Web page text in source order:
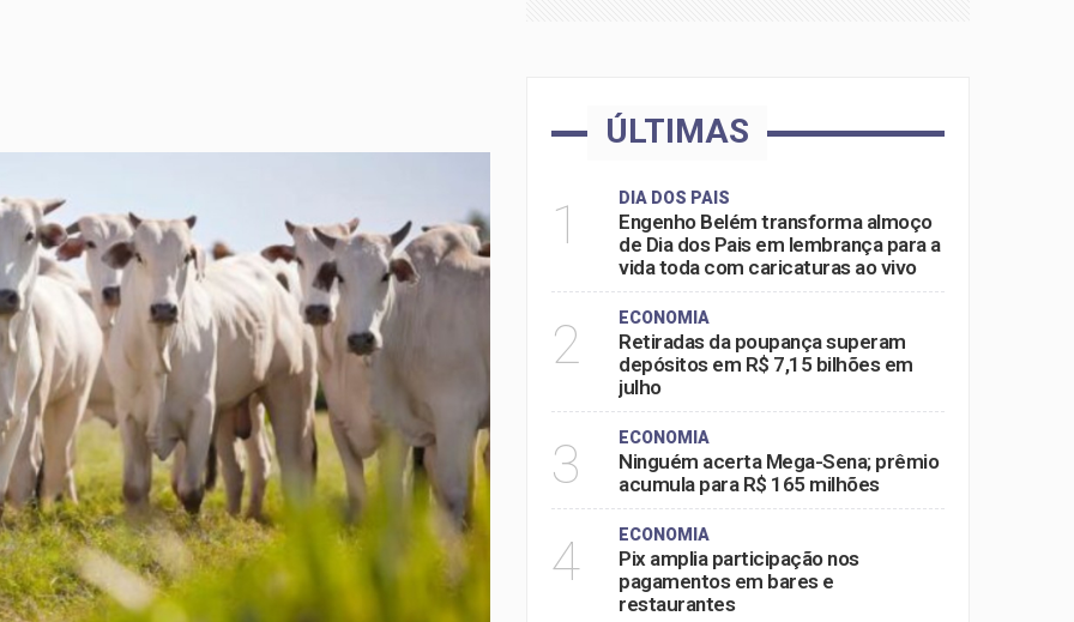
ÚLTIMAS
1 DIA DOS PAIS
Engenho Belém transforma almoço
de Dia dos Pais em lembrança para a
vida toda com caricaturas ao vivo
2 ECONOMIA
Retiradas da poupança superam
depósitos em R$ 7,15 bilhões em
julho
3 ECONOMIA
Ninguém acerta Mega-Sena; prêmio
acumula para R$ 165 milhões
4 ECONOMIA
Pix amplia participação nos
pagamentos em bares e
restaurantes